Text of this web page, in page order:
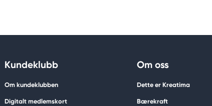
Kundeklubb
Om kundeklubben
Digitalt medlemskort
Om oss
Dette er Kreatima
Bærekraft